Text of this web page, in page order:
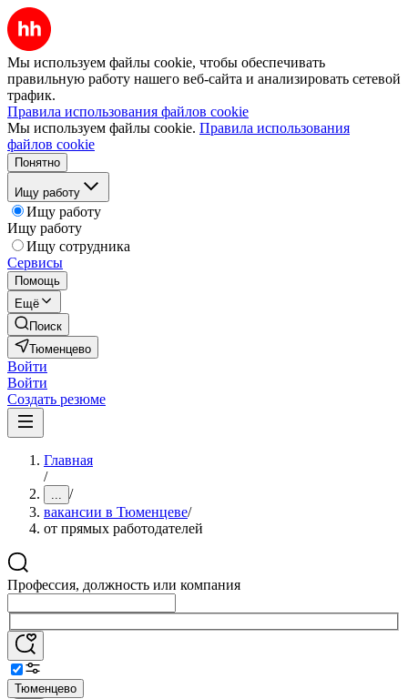
Мы используем файлы cookie, чтобы обеспечивать
правильную работу нашего веб-сайта и анализировать сетевой
трафик.
Правила использования файлов cookie
Мы используем файлы cookie. Правила использования
файлов cookie
Понятно
Ищу работу
Ищу работу
Ищу работу
Ищу сотрудника
Сервисы
Помощь
Ещё
Поиск
Тюменцево
Войти
Войти
Создать резюме
Главная
/
... /
вакансии в Тюменцеве/
от прямых работодателей
Профессия, должность или компания
Тюменцево